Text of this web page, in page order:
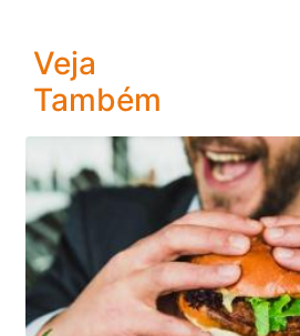
Veja
Também